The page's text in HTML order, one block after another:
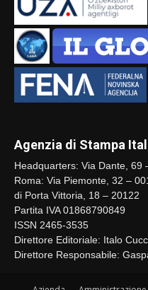
Agenzia di Stampa
Headquarters: Via Dante, 69
Roma: Via Piemonte, 32 –
di Porta Vittoria, 18 – 20122
Partita IVA 01868790849
ISSN 2465-3535
Direttore Editoriale: Italo
Direttore Responsabile: